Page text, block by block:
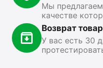
Мы
качестве
Возврат
У вас есть 30